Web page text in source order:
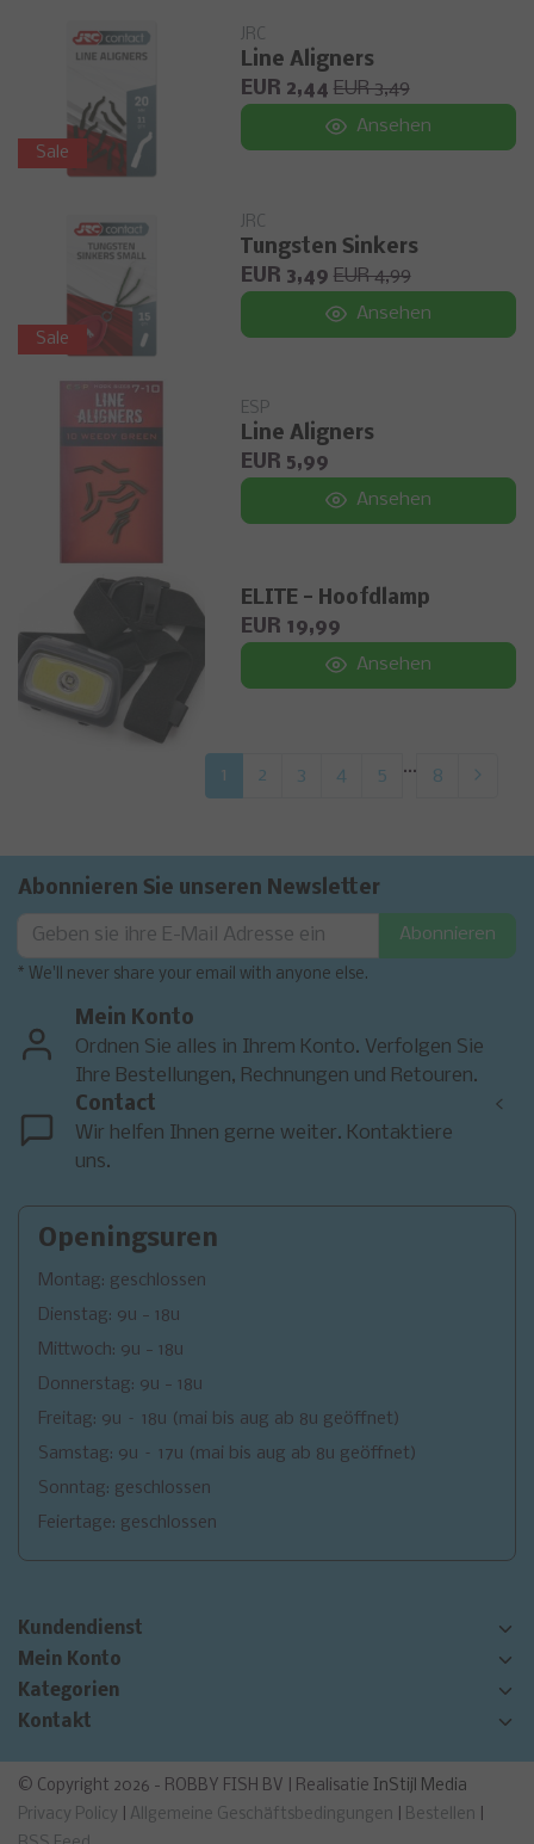
Sale
JRC
Line Aligners
EUR 2,44 EUR 3,49
Ansehen
Sale
JRC
Tungsten Sinkers
EUR 3,49 EUR 4,99
Ansehen
ESP
Line Aligners
EUR 5,99
Ansehen
ELITE - Hoofdlamp
EUR 19,99
Ansehen
1 2 3 4 5 ... 8
Abonnieren Sie unseren Newsletter
Abonnieren
* We'll never share your email with anyone else.
Mein Konto
Ordnen Sie alles in Ihrem Konto. Verfolgen Sie
Ihre Bestellungen, Rechnungen und Retouren.
Contact
Wir helfen Ihnen gerne weiter. Kontaktiere
uns.
<
Openingsuren
Montag: geschlossen
Dienstag: 9u - 18u
Mittwoch: 9u - 18u
Donnerstag: 9u - 18u
Freitag: 9u – 18u (mai bis aug ab 8u geöffnet)
Samstag: 9u – 17u (mai bis aug ab 8u geöffnet)
Sonntag: geschlossen
Feiertage: geschlossen
Kundendienst
Mein Konto
Kategorien
Kontakt
© Copyright 2026 - ROBBY FISH BV | Realisatie InStijl Media
Privacy Policy
Allgemeine Geschäftsbedingungen Bestellen